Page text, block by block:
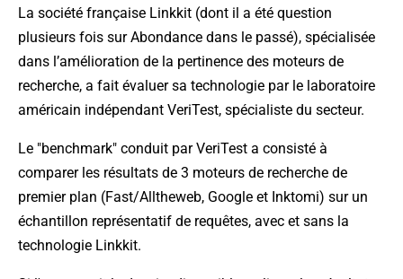
La société française Linkkit (dont il a été question
plusieurs fois sur Abondance dans le passé), spécialisée
dans l’amélioration de la pertinence des moteurs de
recherche, a fait évaluer sa technologie par le laboratoire
américain indépendant VeriTest, spécialiste du secteur.
Le "benchmark" conduit par VeriTest a consisté à
comparer les résultats de 3 moteurs de recherche de
premier plan (Fast/Alltheweb, Google et Inktomi) sur un
échantillon représentatif de requêtes, avec et sans la
technologie Linkkit.